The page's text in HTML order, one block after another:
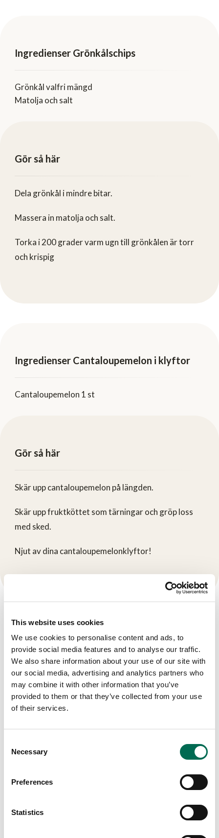
This website uses cookies
We use cookies to personalise content and ads, to
provide social media features and to analyse our traffic.
We also share information about your use of our site with
our social media, advertising and analytics partners who
may combine it with other information that you’ve
provided to them or that they’ve collected from your use
of their services.
Selection
Necessary
Preferences
Statistics
Ingredienser Grönkålschips
Grönkål valfri mängd
Matolja och salt
Gör så här
Dela grönkål i mindre bitar.
Massera in matolja och salt.
Torka i 200 grader varm ugn till grönkålen är torr
och krispig
Ingredienser Cantaloupemelon i klyftor
Cantaloupemelon 1 st
Gör så här
Skär upp cantaloupemelon på längden.
Skär upp fruktköttet som tärningar och gröp loss
med sked.
Njut av dina cantaloupemelonklyftor!
Produkter
Se här